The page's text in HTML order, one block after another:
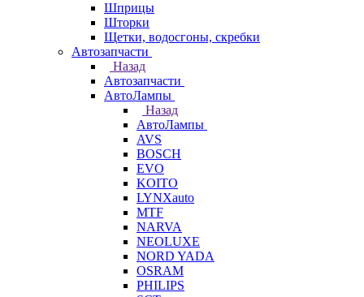
Шприцы
Шторки
Щетки, водосгоны, скребки
Автозапчасти
Назад
Автозапчасти
АвтоЛампы
Назад
АвтоЛампы
AVS
BOSCH
EVO
KOITO
LYNXauto
MTF
NARVA
NEOLUXE
NORD YADA
OSRAM
PHILIPS